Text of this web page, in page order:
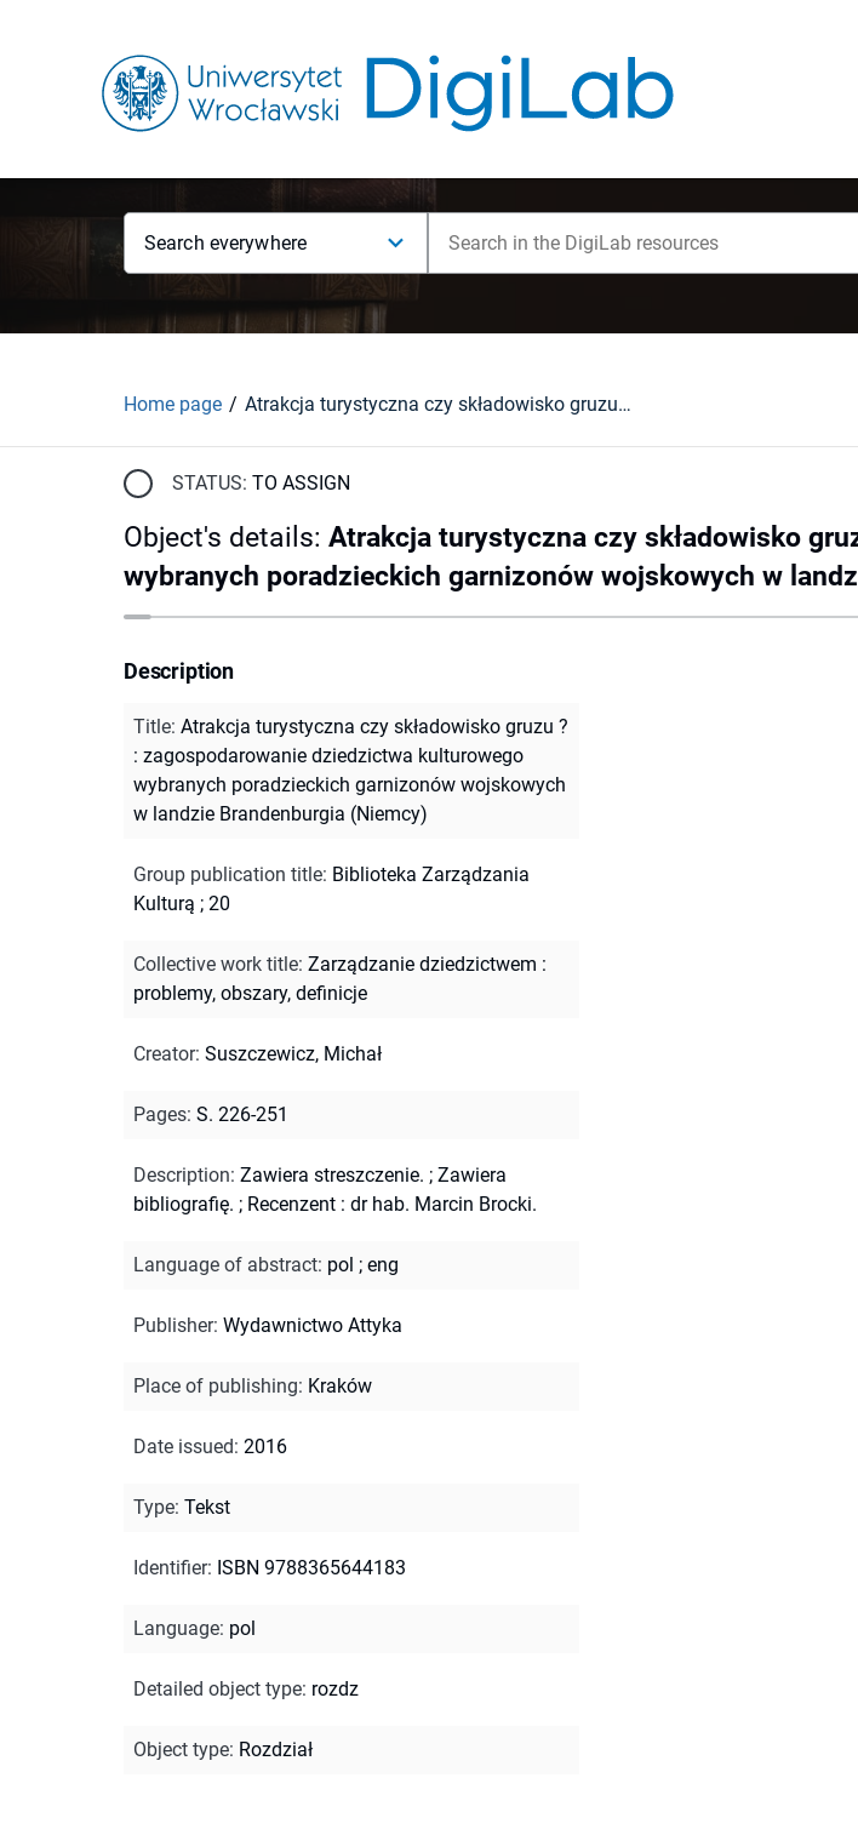
Search everywhere
Home page Atrakcja turystyczna czy składowisko gruzu ? : zagospodarowanie dziedzictwa kulturowego wybranych poradzieckich garnizonów wojskowych w landzie Brandenburgia (Niemcy)
STATUS: TO ASSIGN
Object's details: Atrakcja turystyczna czy składowisko
wybranych poradzieckich garnizonów wojskowych w
Description
Title: Atrakcja turystyczna czy składowisko gruzu ?
: zagospodarowanie dziedzictwa kulturowego
wybranych poradzieckich garnizonów wojskowych
w landzie Brandenburgia (Niemcy)
Group publication title: Biblioteka Zarządzania
Kulturą ; 20
Collective work title: Zarządzanie dziedzictwem :
problemy, obszary, definicje
Creator: Suszczewicz, Michał
Pages: S. 226-251
Description: Zawiera streszczenie. ; Zawiera
bibliografię. ; Recenzent : dr hab. Marcin Brocki.
Language of abstract: pol ; eng
Publisher: Wydawnictwo Attyka
Place of publishing: Kraków
Date issued: 2016
Type: Tekst
Identifier: ISBN 9788365644183
Language: pol
Detailed object type: rozdz
Object type: Rozdział